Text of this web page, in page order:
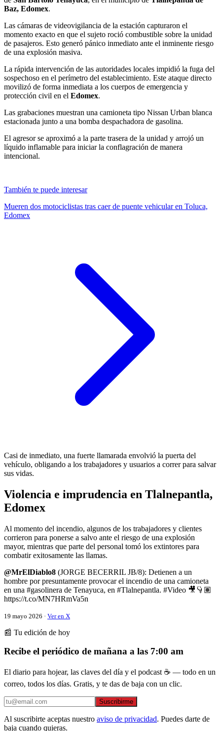
Baz, Edomex.
Las cámaras de videovigilancia de la estación capturaron el
momento exacto en que el sujeto roció combustible sobre la unidad
de pasajeros. Esto generó pánico inmediato ante el inminente riesgo
de una explosión masiva.
La rápida intervención de las autoridades locales impidió la fuga del
sospechoso en el perímetro del establecimiento. Este ataque directo
movilizó de forma inmediata a los cuerpos de emergencia y
protección civil en el Edomex.
Las grabaciones muestran una camioneta tipo Nissan Urban blanca
estacionada junto a una bomba despachadora de gasolina.
El agresor se aproximó a la parte trasera de la unidad y arrojó un
líquido inflamable para iniciar la conflagración de manera
intencional.
También te puede interesar
Mueren dos motociclistas tras caer de puente vehicular en Toluca,
Edomex
Casi de inmediato, una fuerte llamarada envolvió la puerta del
vehículo, obligando a los trabajadores y usuarios a correr para salvar
sus vidas.
Violencia e imprudencia en Tlalnepantla,
Edomex
Al momento del incendio, algunos de los trabajadores y clientes
corrieron para ponerse a salvo ante el riesgo de una explosión
mayor, mientras que parte del personal tomó los extintores para
combatir exitosamente las llamas.
@MrElDiablo8 (JORGE BECERRIL JB/8): Detienen a un
hombre por presuntamente provocar el incendio de una camioneta
en una #gasolinera de Tenayuca, en #Tlalnepantla. #Video 🎥👇🏽
https://t.co/MN7HRmVa5n
19 mayo 2026 · Ver en X
📰 Tu edición de hoy
Recibe el periódico de mañana a las 7:00 am
El diario para hojear, las claves del día y el podcast ☕ — todo en un
correo, todos los días. Gratis, y te das de baja con un clic.
Suscribirme
Al suscribirte aceptas nuestro aviso de privacidad. Puedes darte de
baja cuando quieras.